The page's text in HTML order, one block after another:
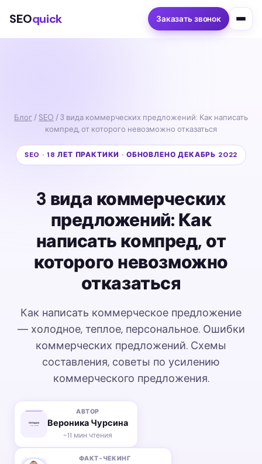
SEOquick Заказать звонок
Блог / SEO / 3 вида коммерческих предложений: Как написать
компред, от которого невозможно отказаться
SEO · 18 ЛЕТ ПРАКТИКИ · ОБНОВЛЕНО ДЕКАБРЬ 2022
3 вида коммерческих
предложений: Как
написать компред, от
которого невозможно
отказаться
Как написать коммерческое предложение
― холодное, теплое, персональное. Ошибки
коммерческих предложений. Схемы
составления, советы по усилению
коммерческого предложения.
АВТОР
Вероника Чурсина
~11 мин чтения
ФАКТ-ЧЕКИНГ